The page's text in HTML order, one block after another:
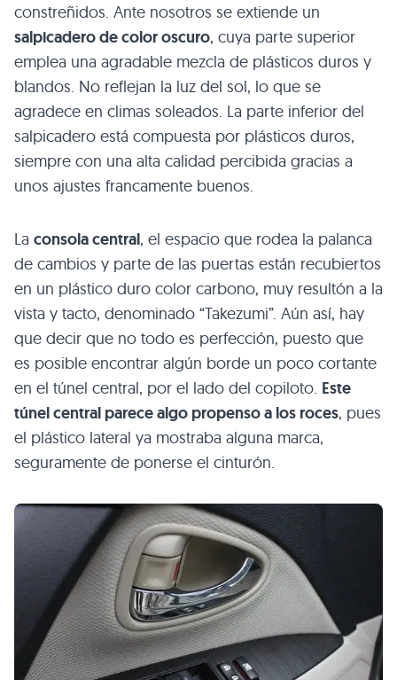
constreñidos. Ante nosotros se extiende un
salpicadero de color oscuro, cuya parte superior
emplea una agradable mezcla de plásticos duros y
blandos. No reflejan la luz del sol, lo que se
agradece en climas soleados. La parte inferior del
salpicadero está compuesta por plásticos duros,
siempre con una alta calidad percibida gracias a
unos ajustes francamente buenos.
La consola central, el espacio que rodea la palanca
de cambios y parte de las puertas están recubiertos
en un plástico duro color carbono, muy resultón a la
vista y tacto, denominado “Takezumi”. Aún así, hay
que decir que no todo es perfección, puesto que
es posible encontrar algún borde un poco cortante
en el túnel central, por el lado del copiloto. Este
túnel central parece algo propenso a los roces, pues
el plástico lateral ya mostraba alguna marca,
seguramente de ponerse el cinturón.